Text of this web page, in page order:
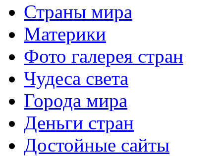
Страны мира
Материки
Фото галерея стран
Чудеса света
Города мира
Деньги стран
Достойные сайты